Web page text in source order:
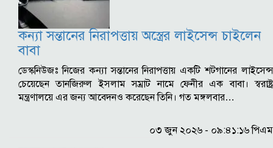
কন্যা সন্তানের নিরাপত্তায় অস্ত্রের লাইসেন্স চাইলেন
বাবা
ডেস্কনিউজঃ নিজের কন্যা সন্তানের নিরাপত্তায় একটি শটগানের লাইসেন্স
চেয়েছেন তানজিরুল ইসলাম সম্রাট নামে ফেনীর এক বাবা। স্বরাষ্ট্র
মন্ত্রণালয়ে এর জন্য আবেদনও করেছেন তিনি। গত মঙ্গলবার…
০৩ জুন ২০২৬ - ০৯:৪১:১৬ পিএম